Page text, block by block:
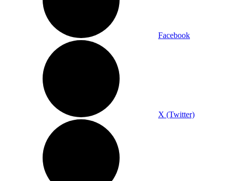
Facebook
X (Twitter)